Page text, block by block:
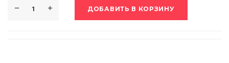
ДОБАВИТЬ В КОРЗИНУ